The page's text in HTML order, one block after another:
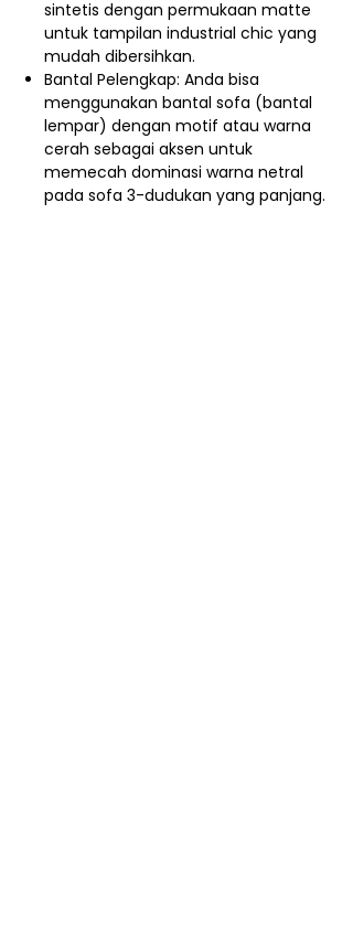
sintetis dengan permukaan matte
untuk tampilan industrial chic yang
mudah dibersihkan.
Bantal Pelengkap: Anda bisa
menggunakan bantal sofa (bantal
lempar) dengan motif atau warna
cerah sebagai aksen untuk
memecah dominasi warna netral
pada sofa 3-dudukan yang panjang.